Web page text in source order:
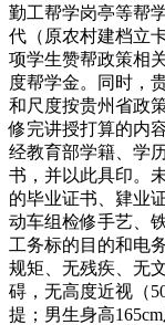
勤工帮学岗亭等帮
代（原农村建档立
项学生赞帮政策相
度帮学金。同时，
和尺度按贵州省政
修完讲授打算的内
经教育部学籍、学
书，并以此具印。
的毕业证书、肄业
动车组检修手艺、
工务标的目的和电
规矩、无残疾、无
碍，无高度近视（
提；男生身高